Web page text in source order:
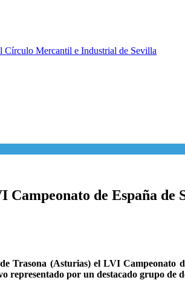
Círculo Mercantil e Industrial de Sevilla
Campeonato de España
Trasona (Asturias) el LVI
por un destacado grupo de